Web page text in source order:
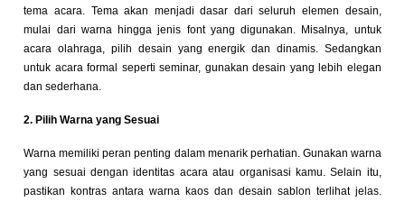
tema acara. Tema akan menjadi dasar dari seluruh elemen desain,
mulai dari warna hingga jenis font yang digunakan. Misalnya, untuk
acara olahraga, pilih desain yang energik dan dinamis. Sedangkan
untuk acara formal seperti seminar, gunakan desain yang lebih elegan
dan sederhana.
2. Pilih Warna yang Sesuai
Warna memiliki peran penting dalam menarik perhatian. Gunakan warna
yang sesuai dengan identitas acara atau organisasi kamu. Selain itu,
pastikan kontras antara warna kaos dan desain sablon terlihat jelas.